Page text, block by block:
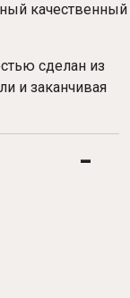
качественный
сделан из
и заканчивая